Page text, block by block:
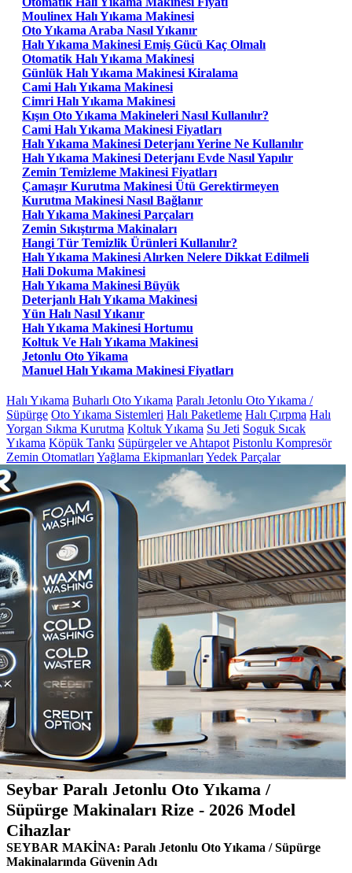
Moulinex Halı Yıkama Makinesi
Oto Yıkama Araba Nasıl Yıkanır
Halı Yıkama Makinesi Emiş Gücü Kaç Olmalı
Otomatik Halı Yıkama Makinesi
Günlük Halı Yıkama Makinesi Kiralama
Cami Halı Yıkama Makinesi
Cimri Halı Yıkama Makinesi
Kışın Oto Yıkama Makineleri Nasıl Kullanılır?
Cami Halı Yıkama Makinesi Fiyatları
Halı Yıkama Makinesi Deterjanı Yerine Ne Kullanılır
Halı Yıkama Makinesi Deterjanı Evde Nasıl Yapılır
Zemin Temizleme Makinesi Fiyatları
Çamaşır Kurutma Makinesi Ütü Gerektirmeyen
Kurutma Makinesi Nasıl Bağlanır
Halı Yıkama Makinesi Parçaları
Zemin Sıkıştırma Makinaları
Hangi Tür Temizlik Ürünleri Kullanılır?
Halı Yıkama Makinesi Alırken Nelere Dikkat Edilmeli
Hali Dokuma Makinesi
Halı Yıkama Makinesi Büyük
Deterjanlı Halı Yıkama Makinesi
Yün Halı Nasıl Yıkanır
Halı Yıkama Makinesi Hortumu
Koltuk Ve Halı Yıkama Makinesi
Jetonlu Oto Yikama
Manuel Halı Yıkama Makinesi Fiyatları
Halı Yıkama Buharlı Oto Yıkama Paralı Jetonlu Oto Yıkama /
Süpürge Oto Yıkama Sistemleri Halı Paketleme Halı Çırpma Halı
Yorgan Sıkma Kurutma Koltuk Yıkama Su Jeti Soguk Sıcak
Yıkama Köpük Tankı Süpürgeler ve Ahtapot Pistonlu Kompresör
Zemin Otomatları Yağlama Ekipmanları Yedek Parçalar
Seybar Paralı Jetonlu Oto Yıkama /
Süpürge Makinaları Rize - 2026 Model
Cihazlar
SEYBAR MAKİNA: Paralı Jetonlu Oto Yıkama / Süpürge
Makinalarında Güvenin Adı